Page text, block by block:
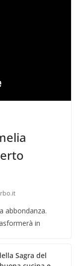
abbondanza.
in
Sagra del